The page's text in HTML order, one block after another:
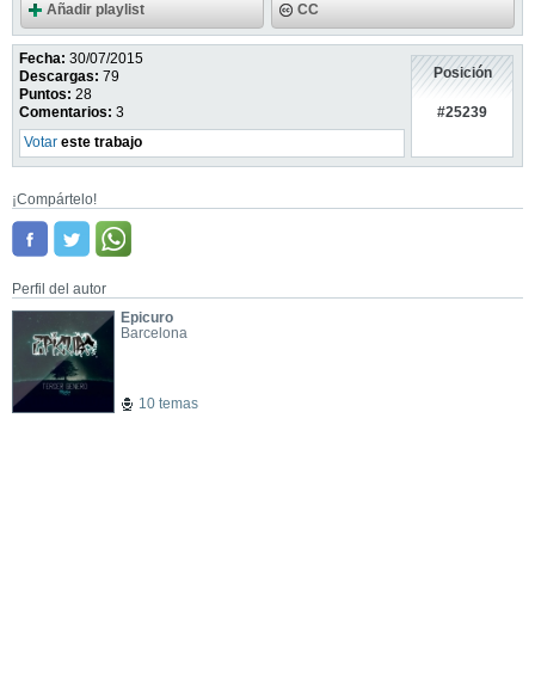
Añadir playlist CC
Fecha: 30/07/2015
Descargas: 79
Puntos: 28
Comentarios: 3
Votar este trabajo
Posición
#25239
¡Compártelo!
Perfil del autor
Epicuro
Barcelona
10 temas